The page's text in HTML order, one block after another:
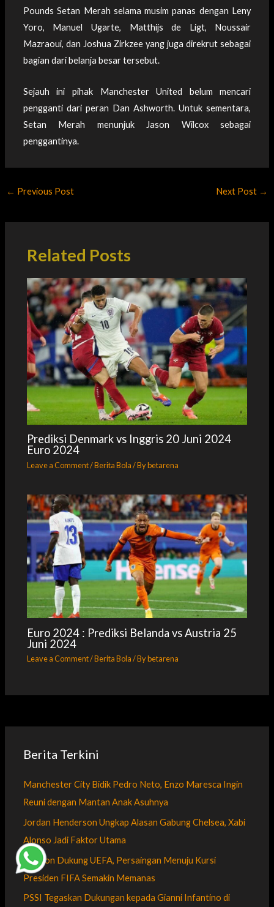
Pounds Setan Merah selama musim panas dengan Leny
Yoro, Manuel Ugarte, Matthijs de Ligt, Noussair
Mazraoui, dan Joshua Zirkzee yang juga direkrut sebagai
bagian dari belanja besar tersebut.
Sejauh ini pihak Manchester United belum mencari
pengganti dari peran Dan Ashworth. Untuk sementara,
Setan Merah menunjuk Jason Wilcox sebagai
penggantinya.
← Previous Post Next Post →
Related Posts
Prediksi Denmark vs Inggris 20 Juni 2024
Euro 2024
Leave a Comment/Berita Bola/ Bybetarena
Euro 2024 : Prediksi Belanda vs Austria 25
Juni 2024
Leave a Comment/Berita Bola/ Bybetarena
Berita Terkini
Manchester City Bidik Pedro Neto, Enzo Maresca Ingin
Reuni dengan Mantan Anak Asuhnya
Jordan Henderson Ungkap Alasan Gabung Chelsea, Xabi
Alonso Jadi Faktor Utama
Macron Dukung UEFA, Persaingan Menuju Kursi
Presiden FIFA Semakin Memanas
PSSI Tegaskan Dukungan kepada Gianni Infantino di